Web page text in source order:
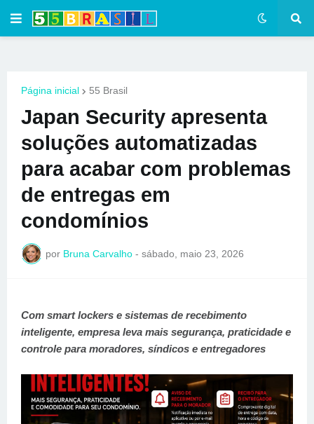
Página inicial 55 Brasil
Japan Security apresenta
soluções automatizadas
para acabar com problemas
de entregas em
condomínios
por Bruna Carvalho - sábado, maio 23, 2026
Com smart lockers e sistemas de recebimento
inteligente, empresa leva mais segurança, praticidade e
controle para moradores, síndicos e entregadores